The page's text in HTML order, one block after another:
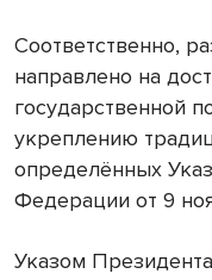
Соответственно,
направлено на
государственной
укреплению
определённых
Федерации от 9
Указом